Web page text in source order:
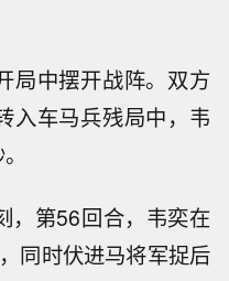
局中摆开战阵。双方
入车马兵残局中，韦
，第56回合，韦奕在
同时伏进马将军捉后